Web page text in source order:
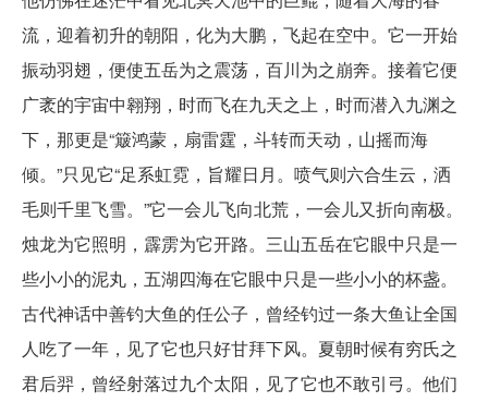
流，迎着初升的朝阳，化为大鹏，飞起在空中。它一开始
振动羽翅，便使五岳为之震荡，百川为之崩奔。接着它便
广袤的宇宙中翱翔，时而飞在九天之上，时而潜入九渊之
下，那更是“簸鸿蒙，扇雷霆，斗转而天动，山摇而海
倾。”只见它“足系虹霓，旨耀日月。喷气则六合生云，洒
毛则千里飞雪。”它一会儿飞向北荒，一会儿又折向南极。
烛龙为它照明，霹雳为它开路。三山五岳在它眼中只是一
些小小的泥丸，五湖四海在它眼中只是一些小小的杯盏。
古代神话中善钓大鱼的任公子，曾经钓过一条大鱼让全国
人吃了一年，见了它也只好甘拜下风。夏朝时候有穷氏之
君后羿，曾经射落过九个太阳，见了它也不敢引弓。他们